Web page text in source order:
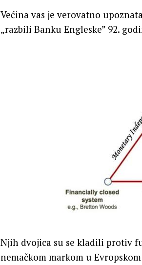
Većina vas je verovatno
„razbili Banku Engleske” 92.
Njih dvojica su se kladili protiv
nemačkom markom u